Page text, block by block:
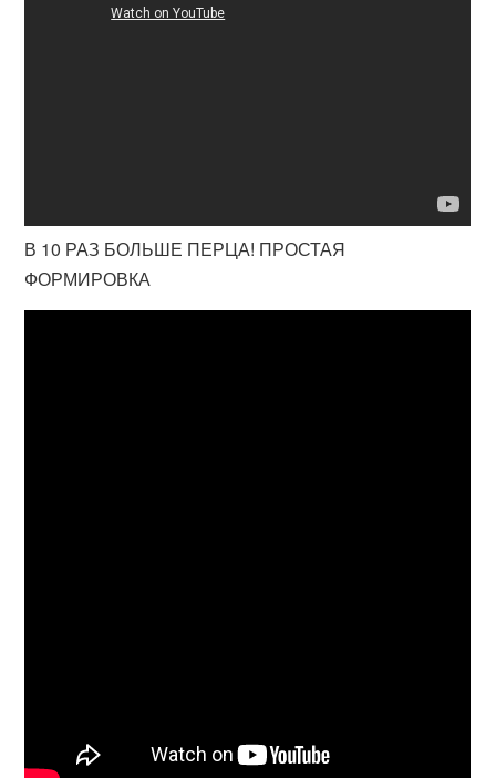
В 10 РАЗ БОЛЬШЕ ПЕРЦА! ПРОСТАЯ
ФОРМИРОВКА